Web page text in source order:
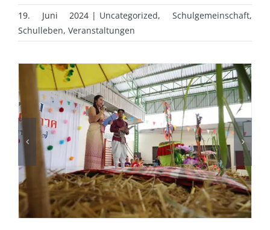
19. Juni 2024 | Uncategorized,Schulgemeinschaft,
Schulleben, Veranstaltungen